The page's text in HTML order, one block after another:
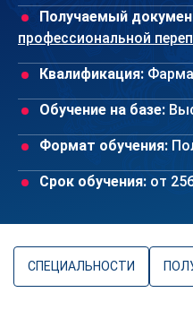
Получаемый
профессиональной
Квалификация:
Обучение на базе:
Формат обучения:
Срок обучения: от
СПЕЦИАЛЬНОСТИ